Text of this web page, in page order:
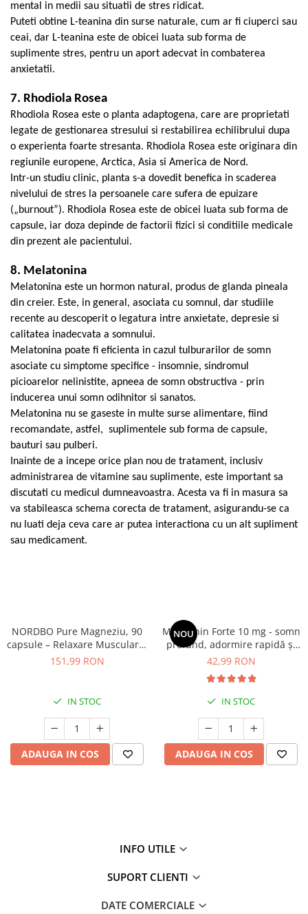
mental in medii sau situatii de stres ridicat.
Puteti obtine L-teanina din surse naturale, cum ar fi ciuperci sau
ceai, dar L-teanina este de obicei luata sub forma de
suplimente stres, pentru un aport adecvat in combaterea
anxietatii.
7. Rhodiola Rosea
Rhodiola Rosea este o planta adaptogena, care are proprietati
legate de gestionarea stresului si restabilirea echilibrului dupa
o experienta foarte stresanta. Rhodiola Rosea este originara din
regiunile europene, Arctica, Asia si America de Nord.
Intr-un studiu clinic, planta s-a dovedit benefica in scaderea
nivelului de stres la persoanele care sufera de epuizare
(„burnout”). Rhodiola Rosea este de obicei luata sub forma de
capsule, iar doza depinde de factorii fizici si conditiile medicale
din prezent ale pacientului.
8. Melatonina
Melatonina este un hormon natural, produs de glanda pineala
din creier. Este, in general, asociata cu somnul, dar studiile
recente au descoperit o legatura intre anxietate, depresie si
calitatea inadecvata a somnului.
Melatonina poate fi eficienta in cazul tulburarilor de somn
asociate cu simptome specifice - insomnie, sindromul
picioarelor nelinistite, apneea de somn obstructiva - prin
inducerea unui somn odihnitor si sanatos.
Melatonina nu se gaseste in multe surse alimentare, fiind
recomandate, astfel, suplimentele sub forma de capsule,
bauturi sau pulberi.
Inainte de a incepe orice plan nou de tratament, inclusiv
administrarea de vitamine sau suplimente, este important sa
discutati cu medicul dumneavoastra. Acesta va fi in masura sa
va stabileasca schema corecta de tratament, asigurandu-se ca
nu luati deja ceva care ar putea interactiona cu un alt supliment
sau medicament.
NORDBO Pure Magneziu, 90
capsule – Relaxare Musculară,
Somn Odihnitor și Sistem
151,99 RON
IN STOC
ADAUGA IN COS
NOU
Melatonin Forte 10 mg - somn
profund, adormire rapidă și
imunitate puternică
42,99 RON
IN STOC
ADAUGA IN COS
INFO UTILE
SUPORT CLIENTI
DATE COMERCIALE